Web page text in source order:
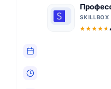
SKILLBOX
★★★★★
★★★★★